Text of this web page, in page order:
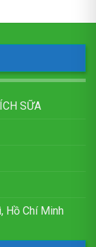
SỮA
Hồ Chí Minh